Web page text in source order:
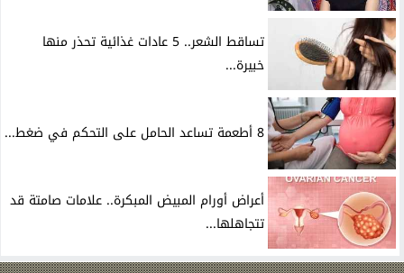
تساقط الشعر.. 5 عادات غذائية تحذر منها
خبيرة...
8 أطعمة تساعد الحامل على التحكم في ضغط...
أعراض أورام المبيض المبكرة.. علامات صامتة قد
تتجاهلها...